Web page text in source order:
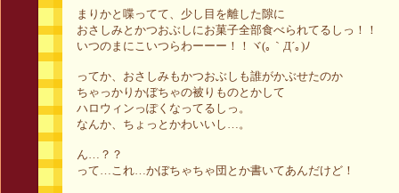
まりかと喋ってて、少し目を離した隙に
おさしみとかつおぶしにお菓子全部食べられてるしっ！！
いつのまにこいつらわーーー！！ヾ(｡｀Д´｡)ﾉ
ってか、おさしみもかつおぶしも誰がかぶせたのか
ちゃっかりかぼちゃの被りものとかして
ハロウィンっぽくなってるしっ。
なんか、ちょっとかわいいし…。
ん…？？
って…これ…かぼちゃちゃ団とか書いてあんだけど！